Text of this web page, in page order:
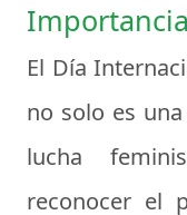
El Día
no solo es
lucha
reconocer el